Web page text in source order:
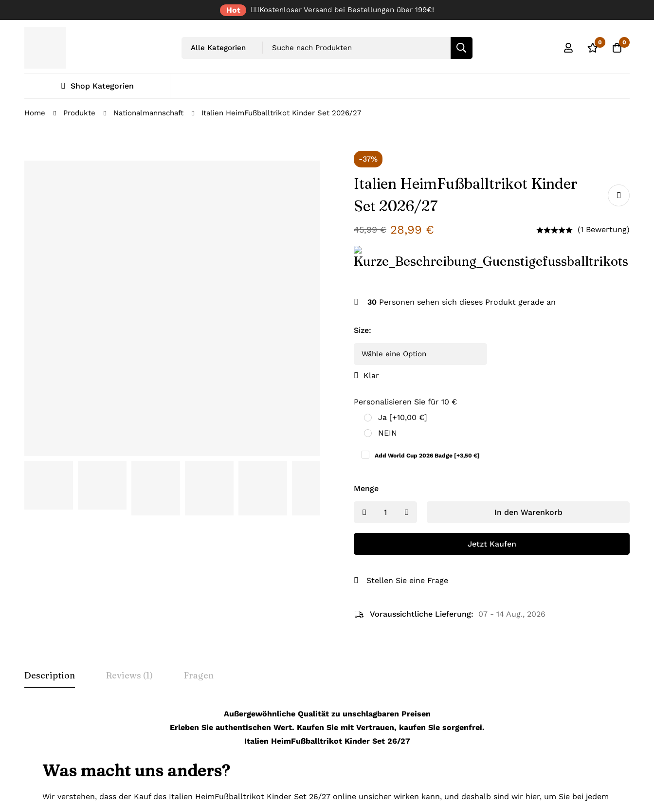
Hot ✌🏼Kostenloser Versand bei Bestellungen über 199€!
0 0
Shop Kategorien
Home Produkte Nationalmannschaft Italien HeimFußballtrikot Kinder Set 2026/27
-37%
Italien HeimFußballtrikot Kinder
Set 2026/27
45,99€ 28,99 € (1 Bewertung)
30 Personen sehen sich dieses Produkt gerade an
Size:
Klar
Personalisieren Sie für 10 €
Ja [+10,00 €]
NEIN
Add World Cup 2026 Badge [+3,50 €]
Menge
In den Warenkorb
Jetzt Kaufen
Stellen Sie eine Frage
Voraussichtliche Lieferung: 07 - 14 Aug., 2026
Description Reviews (1) Fragen
Außergewöhnliche Qualität zu unschlagbaren Preisen
Erleben Sie authentischen Wert. Kaufen Sie mit Vertrauen, kaufen Sie sorgenfrei.
Italien HeimFußballtrikot Kinder Set 26/27
Was macht uns anders?
Wir verstehen, dass der Kauf des Italien HeimFußballtrikot Kinder Set 26/27 online unsicher wirken kann, und deshalb sind wir hier, um Sie bei jedem